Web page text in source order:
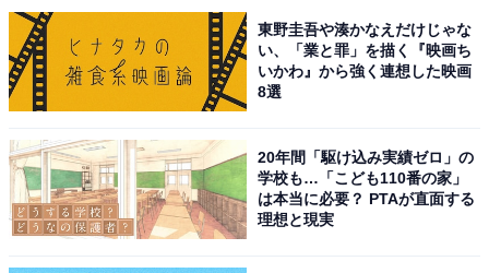
東野圭吾や湊かなえだけじゃな
い、「業と罪」を描く『映画ち
いかわ』から強く連想した映画
8選
20年間「駆け込み実績ゼロ」の
学校も…「こども110番の家」
は本当に必要？ PTAが直面する
理想と現実